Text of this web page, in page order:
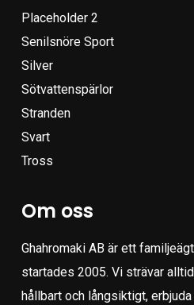
Placeholder 2
Senilsnöre Sport
Silver
Sötvattenspärlor
Stranden
Svart
Tross
Om oss
Ghahromaki AB är ett
startades 2005. Vi strävar
hållbart och långsiktigt,